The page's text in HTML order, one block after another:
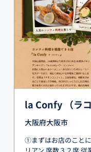
la Confy （ラ
大阪府大阪市
①まずはお店のこと